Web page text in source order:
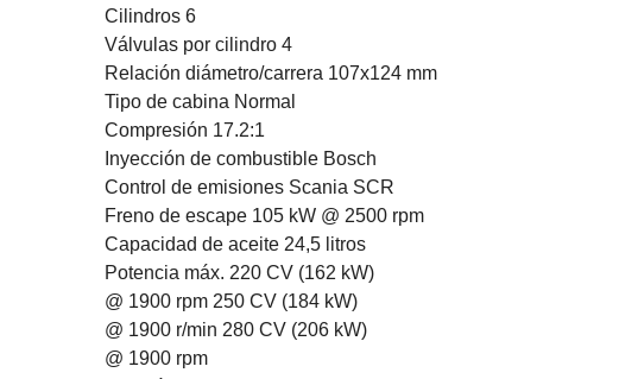
Cilindros 6
Válvulas por cilindro 4
Relación diámetro/carrera 107x124 mm
Tipo de cabina Normal
Compresión 17.2:1
Inyección de combustible Bosch
Control de emisiones Scania SCR
Freno de escape 105 kW @ 2500 rpm
Capacidad de aceite 24,5 litros
Potencia máx. 220 CV (162 kW)
@ 1900 rpm 250 CV (184 kW)
@ 1900 r/min 280 CV (206 kW)
@ 1900 rpm